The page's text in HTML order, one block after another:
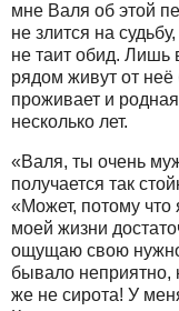
мне Валя об этой
не злится на
не таит обид. Лишь
рядом живут от неё
проживает и
несколько лет.
«Валя, ты очень
получается так
«Может, потому что
моей жизни
ощущаю свою
бывало неприятно,
же не сирота! У